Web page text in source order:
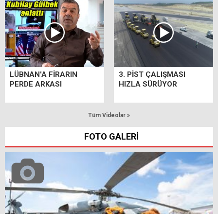
LÜBNAN'A FİRARIN
PERDE ARKASI
3. PİST ÇALIŞMASI
HIZLA SÜRÜYOR
Tüm Videolar »
FOTO GALERİ